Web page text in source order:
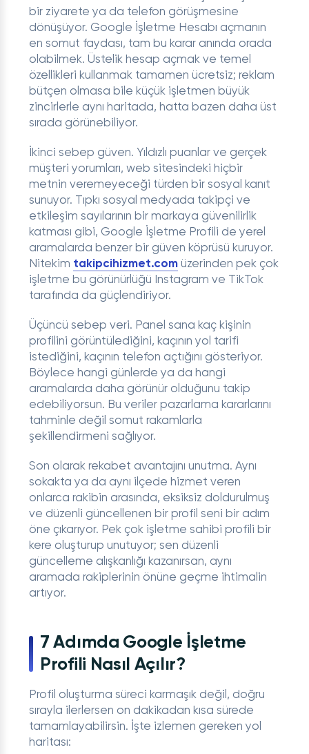
bir ziyarete ya da telefon görüşmesine
dönüşüyor. Google İşletme Hesabı açmanın
en somut faydası, tam bu karar anında orada
olabilmek. Üstelik hesap açmak ve temel
özellikleri kullanmak tamamen ücretsiz; reklam
bütçen olmasa bile küçük işletmen büyük
zincirlerle aynı haritada, hatta bazen daha üst
sırada görünebiliyor.
İkinci sebep güven. Yıldızlı puanlar ve gerçek
müşteri yorumları, web sitesindeki hiçbir
metnin veremeyeceği türden bir sosyal kanıt
sunuyor. Tıpkı sosyal medyada takipçi ve
etkileşim sayılarının bir markaya güvenilirlik
katması gibi, Google İşletme Profili de yerel
aramalarda benzer bir güven köprüsü kuruyor.
Nitekim takipcihizmet.com üzerinden pek çok
işletme bu görünürlüğü Instagram ve TikTok
tarafında da güçlendiriyor.
Üçüncü sebep veri. Panel sana kaç kişinin
profilini görüntülediğini, kaçının yol tarifi
istediğini, kaçının telefon açtığını gösteriyor.
Böylece hangi günlerde ya da hangi
aramalarda daha görünür olduğunu takip
edebiliyorsun. Bu veriler pazarlama kararlarını
tahminle değil somut rakamlarla
şekillendirmeni sağlıyor.
Son olarak rekabet avantajını unutma. Aynı
sokakta ya da aynı ilçede hizmet veren
onlarca rakibin arasında, eksiksiz doldurulmuş
ve düzenli güncellenen bir profil seni bir adım
öne çıkarıyor. Pek çok işletme sahibi profili bir
kere oluşturup unutuyor; sen düzenli
güncelleme alışkanlığı kazanırsan, aynı
aramada rakiplerinin önüne geçme ihtimalin
artıyor.
7 Adımda Google İşletme
Profili Nasıl Açılır?
Profil oluşturma süreci karmaşık değil, doğru
sırayla ilerlersen on dakikadan kısa sürede
tamamlayabilirsin. İşte izlemen gereken yol
haritası: